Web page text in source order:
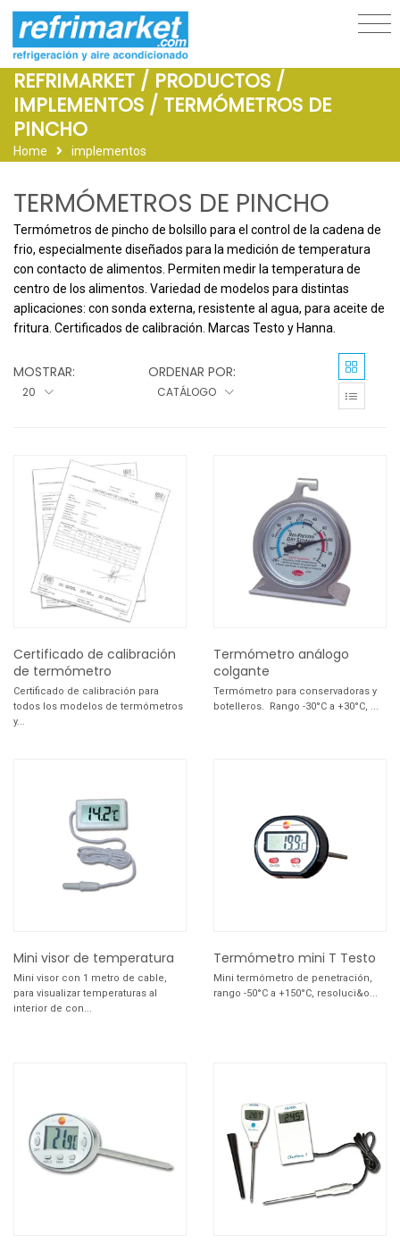
REFRIMARKET / PRODUCTOS /
IMPLEMENTOS / TERMÓMETROS DE
PINCHO
Home implementos
TERMÓMETROS DE PINCHO
Termómetros de pincho de bolsillo para el control de la cadena de
frio, especialmente diseñados para la medición de temperatura
con contacto de alimentos. Permiten medir la temperatura de
centro de los alimentos. Variedad de modelos para distintas
aplicaciones: con sonda externa, resistente al agua, para aceite de
fritura. Certificados de calibración. Marcas Testo y Hanna.
MOSTRAR:
20
ORDENAR POR:
CATÁLOGO
Certificado de calibración
de termómetro
Certificado de calibración para
todos los modelos de termómetros
y...
Termómetro análogo
colgante
Termómetro para conservadoras y
botelleros. Rango -30°C a +30°C, ...
Mini visor de temperatura
Mini visor con 1 metro de cable,
para visualizar temperaturas al
interior de con...
Termómetro mini T Testo
Mini termómetro de penetración,
rango -50°C a +150°C, resoluci&o...